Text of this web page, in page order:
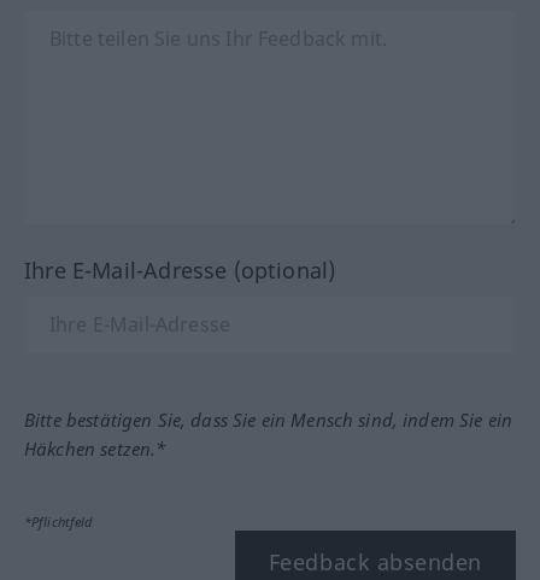
Ihre E-Mail-Adresse (optional)
Bitte bestätigen Sie, dass Sie ein Mensch sind, indem Sie ein
Häkchen setzen.*
*Pflichtfeld
Feedback absenden